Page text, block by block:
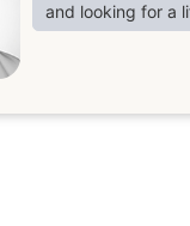
and looking for a